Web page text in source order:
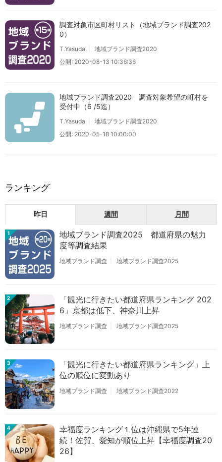
調査対象市区町村リスト（地域ブランド調査202
0）
T.Yasuda
地域ブランド調査2020
公開: 2020-08-13 10:36:36
地域ブランド調査2020 調査対象希望の町村を
受付中（6 /5迄）
T.Yasuda
地域ブランド調査2020
公開: 2020-05-18 10:00:00
ランキング
昨日 週間 月間
1
地域ブランド調査2025 都道府県の魅力
度等調査結果
地域ブランド調査 地域ブランド調査2025
2
「観光に行きたい都道府県ランキング 202
6」京都は低下、神奈川上昇
地域ブランド調査 地域ブランド調査2025
3
「観光に行きたい都道府県ランキング」上
位の順位に変動あり
地域ブランド調査 地域ブランド調査2022
4
幸福度ランキング１位は沖縄県で5年連
続！佐賀、愛知が順位上昇【幸福度調査20
26】